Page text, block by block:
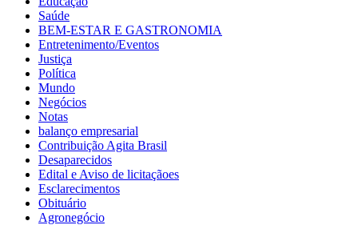
Saúde
BEM-ESTAR E GASTRONOMIA
Entretenimento/Eventos
Justiça
Política
Mundo
Negócios
Notas
balanço empresarial
Contribuição Agita Brasil
Desaparecidos
Edital e Aviso de licitaçãoes
Esclarecimentos
Obituário
Agronegócio